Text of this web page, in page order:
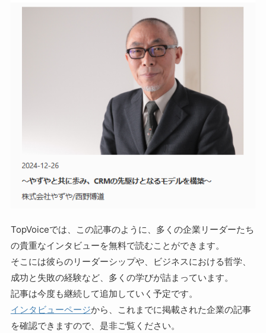
TopVoiceでは、この記事のように、多くの企業リーダーたち
の貴重なインタビューを無料で読むことができます。
そこには彼らのリーダーシップや、ビジネスにおける哲学、
成功と失敗の経験など、多くの学びが詰まっています。
記事は今度も継続して追加していく予定です。
インタビューページから、これまでに掲載された企業の記事
を確認できますので、是非ご覧ください。